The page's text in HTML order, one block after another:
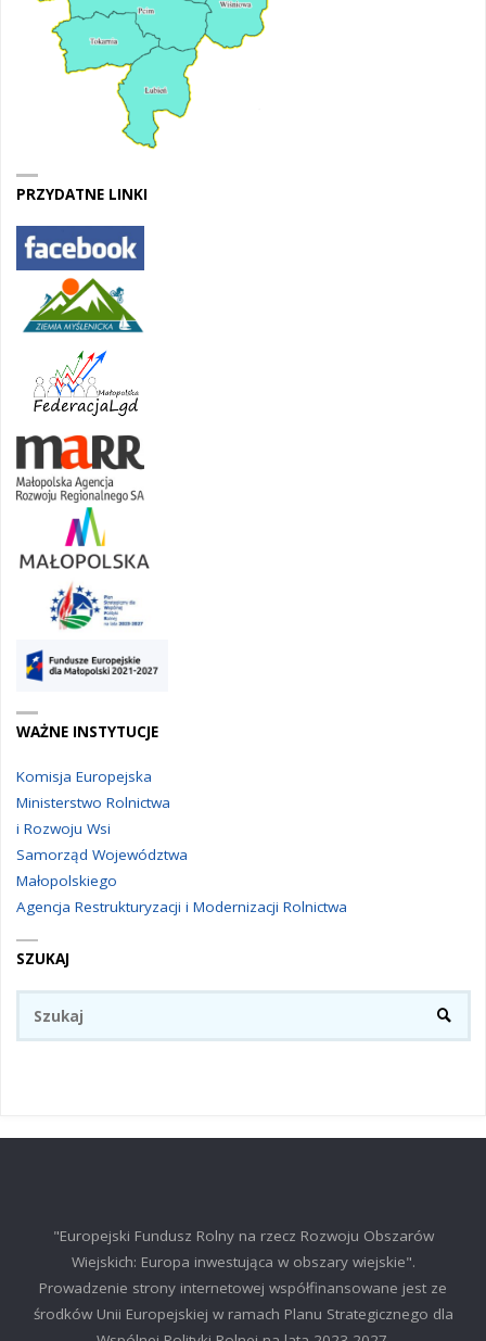
PRZYDATNE LINKI
WAŻNE INSTYTUCJE
Komisja Europejska
Ministerstwo Rolnictwa
i Rozwoju Wsi
Samorząd Województwa
Małopolskiego
Agencja Restrukturyzacji i Modernizacji Rolnictwa
SZUKAJ
"Europejski Fundusz Rolny na rzecz Rozwoju Obszarów
Wiejskich: Europa inwestująca w obszary wiejskie".
Prowadzenie strony internetowej współfinansowane jest ze
środków Unii Europejskiej w ramach Planu Strategicznego dla